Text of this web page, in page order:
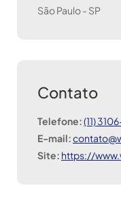
São Paulo- SP
Contato
Telefone:(11)
E-mail:
Site: https://